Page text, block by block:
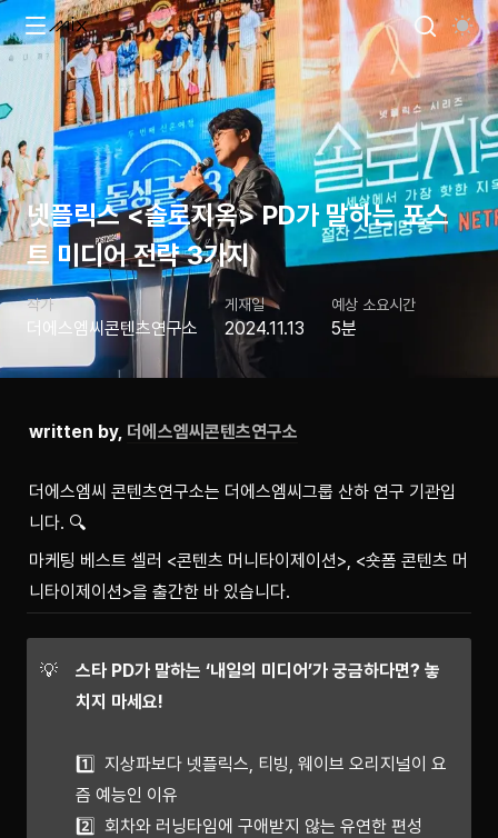
넷플릭스 <솔로지옥> PD가 말하는 포스
트 미디어 전략 3가지
작가
더에스엠씨콘텐츠연구소
게재일
2024.11.13
예상 소요시간
5분
written by, 더에스엠씨콘텐츠연구소
더에스엠씨 콘텐츠연구소는 더에스엠씨그룹 산하 연구 기관입
니다. 🔍
마케팅 베스트 셀러 <콘텐츠 머니타이제이션>, <숏폼 콘텐츠 머
니타이제이션>을 출간한 바 있습니다.
💡
스타 PD가 말하는 ‘내일의 미디어’가 궁금하다면? 놓
치지 마세요!
1️⃣ 지상파보다 넷플릭스, 티빙, 웨이브 오리지널이 요
즘 예능인 이유
2️⃣  회차와 러닝타임에 구애받지 않는 유연한 편성